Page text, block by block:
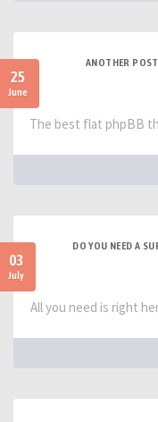
25
June
ANOTHER
The best flat phpBB
03
July
DO YOU NEED A
All you need is right